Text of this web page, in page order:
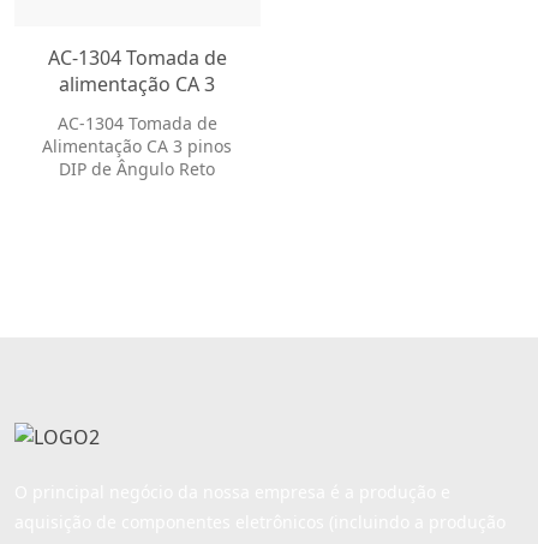
AC-1304 Tomada de
alimentação CA 3
pinos DIP de ângulo
reto Plugue universal
Tomada CA Tomada
Tomada CA Tomada de
AC-1304 Tomada de
Alimentação CA 3 pinos
DIP de Ângulo Reto